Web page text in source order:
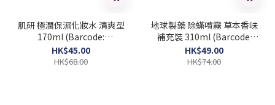
肌研 極潤保濕化妝水 清爽型
170ml (Barcode:
4987241155736)
HK$45.00
HK$68.00
地球製藥 除蟎噴霧 草本香味
補充裝 310ml (Barcode:
4901080220912)
HK$49.00
HK$74.00